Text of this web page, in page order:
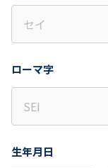
ローマ字
生年月日